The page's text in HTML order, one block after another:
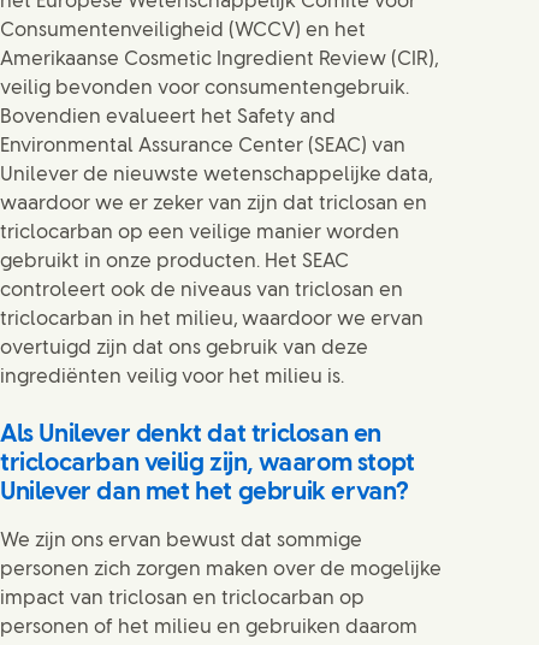
Consumentenveiligheid (WCCV) en het
Amerikaanse Cosmetic Ingredient Review (CIR),
veilig bevonden voor consumentengebruik.
Bovendien evalueert het Safety and
Environmental Assurance Center (SEAC) van
Unilever de nieuwste wetenschappelijke data,
waardoor we er zeker van zijn dat triclosan en
triclocarban op een veilige manier worden
gebruikt in onze producten. Het SEAC
controleert ook de niveaus van triclosan en
triclocarban in het milieu, waardoor we ervan
overtuigd zijn dat ons gebruik van deze
ingrediënten veilig voor het milieu is.
Als Unilever denkt dat triclosan en
triclocarban veilig zijn, waarom stopt
Unilever dan met het gebruik ervan?
We zijn ons ervan bewust dat sommige
personen zich zorgen maken over de mogelijke
impact van triclosan en triclocarban op
personen of het milieu en gebruiken daarom